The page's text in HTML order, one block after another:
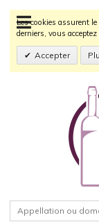
Les cookies assurent
derniers, vous
Accepter